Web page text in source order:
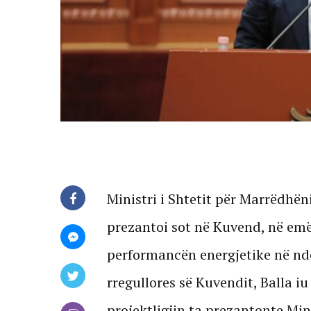
Ministri i Shtetit për
prezantoi sot në Kuvend, në
performancën energjetike në
rregullores së Kuvendit, Balla